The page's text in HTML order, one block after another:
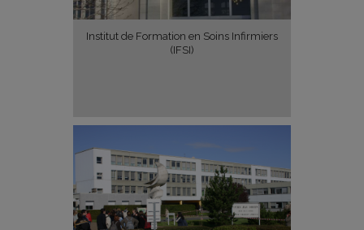
Institut de Formation en Soins Infirmiers
(IFSI)